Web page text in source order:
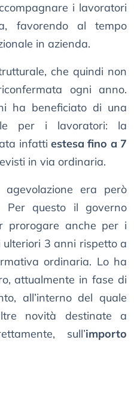
i lavoratori
favorendo al tempo
in azienda.
che quindi non
ogni anno.
ha beneficiato di una
per i lavoratori: la
infatti estesa fino a 7
in via ordinaria.
era però
Per questo il governo
prorogare anche per i
3 anni rispetto a
ordinaria. Lo ha
attualmente in fase di
all’interno del quale
novità destinate a
sull’importo